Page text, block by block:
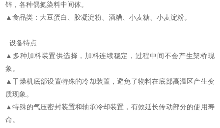
锌，各种偶氮染料中间体。
▲食品类：大豆蛋白、胶凝淀粉、酒糟、小麦糖、小麦淀粉。
​设备特点
▲多种加料装置供选择，加料连续稳定，过程中间不会产生架桥现
象。
▲干燥机底部设置特殊的冷却装置，避免了物料在底部高温区产生变
质现象。
▲特殊的气压密封装置和轴承冷却装置，有效延长传动部分的使用寿
命。